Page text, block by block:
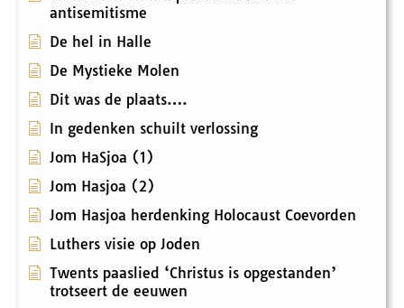
antisemitisme
De hel in Halle
De Mystieke Molen
Dit was de plaats….
In gedenken schuilt verlossing
Jom HaSjoa (1)
Jom Hasjoa (2)
Jom Hasjoa herdenking Holocaust Coevorden
Luthers visie op Joden
Twents paaslied ‘Christus is opgestanden’
trotseert de eeuwen